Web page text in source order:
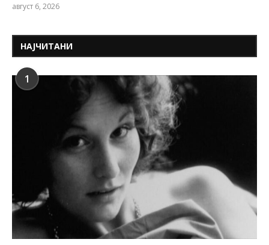
август 6, 2026
НАЈЧИТАНИ
1